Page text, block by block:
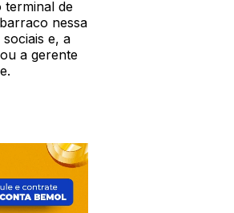
terminal de
nessa
e, a
a gerente